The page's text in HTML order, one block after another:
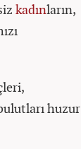
kadınların,
huzur